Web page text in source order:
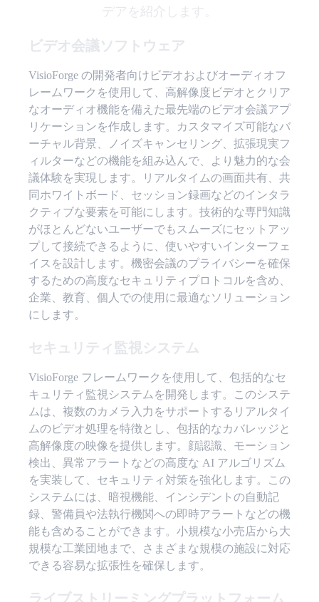
デアを紹介します。
ビデオ会議ソフトウェア
VisioForge の開発者向けビデオおよびオーディオフ
レームワークを使用して、高解像度ビデオとクリア
なオーディオ機能を備えた最先端のビデオ会議アプ
リケーションを作成します。カスタマイズ可能なバ
ーチャル背景、ノイズキャンセリング、拡張現実フ
ィルターなどの機能を組み込んで、より魅力的な会
議体験を実現します。リアルタイムの画面共有、共
同ホワイトボード、セッション録画などのインタラ
クティブな要素を可能にします。技術的な専門知識
がほとんどないユーザーでもスムーズにセットアッ
プして接続できるように、使いやすいインターフェ
イスを設計します。機密会議のプライバシーを確​​保
するための高度なセキュリティプロトコルを含め、
企業、教育、個人での使用に最適なソリューション
にします。
セキュリティ監視システム
VisioForge フレームワークを使用して、包括的なセ
キュリティ監視システムを開発します。このシステ
ムは、複数のカメラ入力をサポートするリアルタイ
ムのビデオ処理を特徴とし、包括的なカバレッジと
高解像度の映像を提供します。顔認識、モーション
検出、異常アラートなどの高度な AI アルゴリズム
を実装して、セキュリティ対策を強化します。この
システムには、暗視機能、インシデントの自動記
録、警備員や法執行機関への即時アラートなどの機
能も含めることができます。小規模な小売店から大
規模な工業団地まで、さまざまな規模の施設に対応
できる容易な拡張性を確保します。
ライブストリーミングプラットフォーム